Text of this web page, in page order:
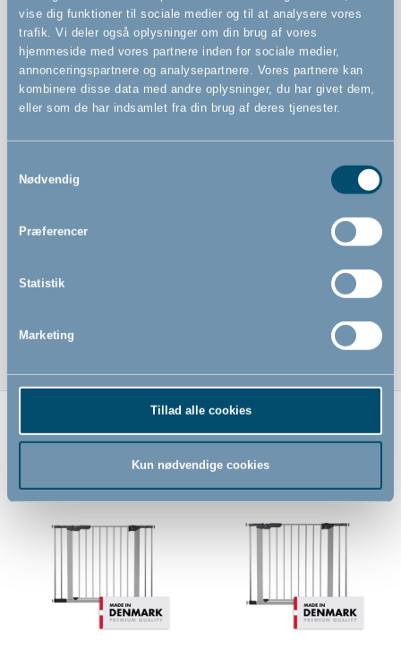
vise dig funktioner til sociale medier og til at analysere vores
trafik. Vi deler også oplysninger om din brug af vores
hjemmeside med vores partnere inden for sociale medier,
annonceringspartnere og analysepartnere. Vores partnere kan
kombinere disse data med andre oplysninger, du har givet dem,
eller som de har indsamlet fra din brug af deres tjenester.
Nødvendig
Præferencer
Statistik
Marketing
Tillad alle cookies
Kun nødvendige cookies
Kan åbnes begge veje
Kan betjenes med én hånd
Indbygget sikkerhedsindikator viser om gitteret er
monteret korrekt
Relaterede produkter